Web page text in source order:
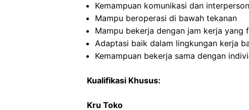
Kemampuan komunikasi dan
Mampu beroperasi di bawah tekanan
Mampu bekerja dengan jam kerja yang
Adaptasi baik dalam lingkungan kerja
Kemampuan bekerja sama dengan
Kualifikasi Khusus:
Kru Toko